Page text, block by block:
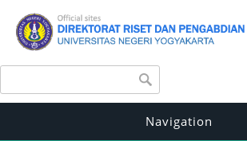
Search form
Navigation